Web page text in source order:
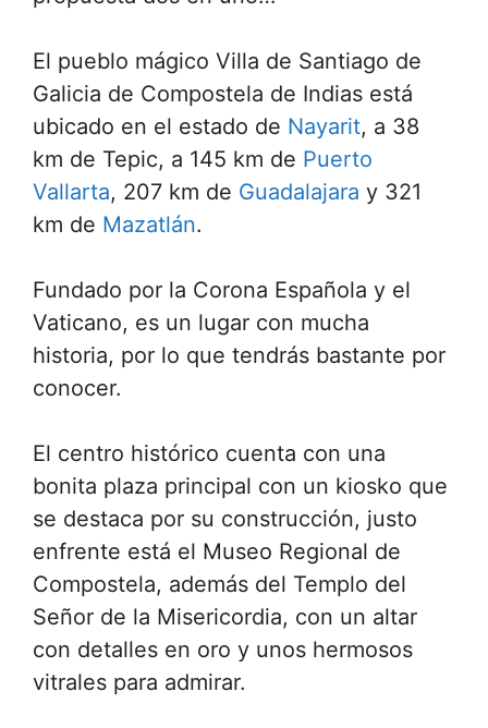
El pueblo mágico Villa de Santiago de
Galicia de Compostela de Indias está
ubicado en el estado de Nayarit, a 38
km de Tepic, a 145 km de Puerto
Vallarta, 207 km de Guadalajara y 321
km de Mazatlán.
Fundado por la Corona Española y el
Vaticano, es un lugar con mucha
historia, por lo que tendrás bastante por
conocer.
El centro histórico cuenta con una
bonita plaza principal con un kiosko que
se destaca por su construcción, justo
enfrente está el Museo Regional de
Compostela, además del Templo del
Señor de la Misericordia, con un altar
con detalles en oro y unos hermosos
vitrales para admirar.